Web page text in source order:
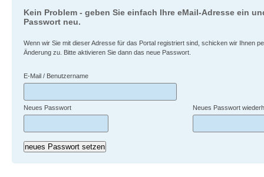
Kein Problem - geben Sie einfach Ihre eMail-Adresse ein
Passwort neu.
Wenn wir Sie mit dieser Adresse für das Portal registriert sind, schicken wir Ihnen
Änderung zu. Bitte aktivieren Sie dann das neue Passwort.
E-Mail / Benutzername
Neues Passwort Neues Passwort